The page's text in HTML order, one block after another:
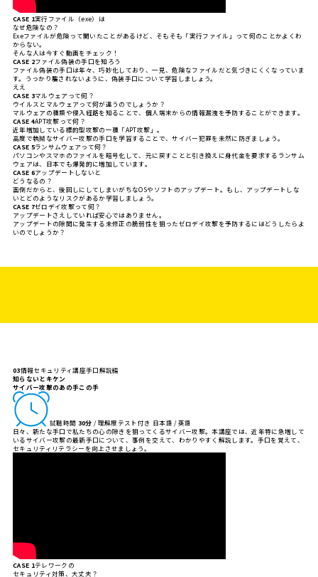
CASE 1実行ファイル（exe）は
なぜ危険なの？
Exeファイルが危険って聞いたことがあるけど、そもそも「実行ファイル」って何のことかよくわ
からない。
そんな人は今すぐ動画をチェック！
CASE 2ファイル偽装の手口を知ろう
ファイル偽装の手口は年々、巧妙化しており、一見、危険なファイルだと気づきにくくなっていま
す。うっかり騙されないように、偽装手口について学習しましょう。
ええ
CASE 3マルウェアって何？
ウイルスとマルウェアって何が違うのでしょうか？
マルウェアの種類や侵入経路を知ることで、個人端末からの情報漏洩を予防することができます。
CASE 4APT攻撃って何？
近年増加している標的型攻撃の一種「APT攻撃」。
高度で執拗なサイバー攻撃の手口を学習することで、サイバー犯罪を未然に防ぎましょう。
CASE 5ランサムウェアって何？
パソコンやスマホのファイルを暗号化して、元に戻すことと引き換えに身代金を要求するランサム
ウェアは、日本でも爆発的に増加しています。
CASE 6アップデートしないと
どうなるの？
面倒だからと、後回しにしてしまいがちなOSやソフトのアップデート。もし、アップデートしな
いとどのようなリスクがあるか学習しましょう。
CASE 7ゼロデイ攻撃って何？
アップデートさえしていれば安心ではありません。
アップデートの隙間に発生する未修正の脆弱性を狙ったゼロデイ攻撃を予防するにはどうしたらよ
いのでしょうか？
03情報セキュリティ講座手口解説編
知らないとキケン
サイバー攻撃のあの手この手
試聴時間 30分 / 理解度テスト付き 日本語 / 英語
日々、新たな手口で私たちの心の隙きを狙ってくるサイバー攻撃。本講座では、近年特に急増して
いるサイバー攻撃の最新手口について、事例を交えて、わかりやすく解説します。手口を覚えて、
セキュリティリテラシーを向上させましょう。
CASE 1テレワークの
セキュリティ対策、大丈夫？